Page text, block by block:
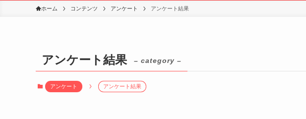
ホーム コンテンツ アンケート アンケート結果
アンケート結果 – category –
アンケート アンケート結果